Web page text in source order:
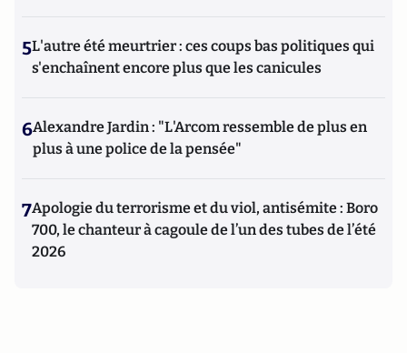
5L'autre été meurtrier : ces coups bas politiques qui
s'enchaînent encore plus que les canicules
6Alexandre Jardin : "L'Arcom ressemble de plus en
plus à une police de la pensée"
7Apologie du terrorisme et du viol, antisémite : Boro
700, le chanteur à cagoule de l’un des tubes de l’été
2026